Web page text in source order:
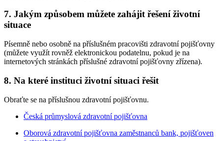
7. Jakým způsobem můžete zahájit řešení životní
situace
Písemně nebo osobně na příslušném pracovišti zdravotní pojišťovny
(můžete využít rovněž elektronickou podatelnu, pokud je na
internetových stránkách příslušné zdravotní pojišťovny zřízena).
8. Na které instituci životní situaci řešit
Obraťte se na příslušnou zdravotní pojišťovnu.
Česká průmyslová zdravotní pojišťovna
Oborová zdravotní pojišťovna zaměstnanců bank, pojišťoven